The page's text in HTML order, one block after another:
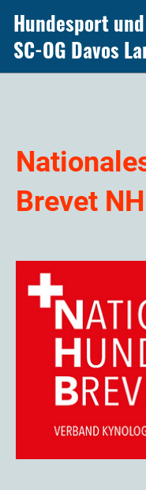
Hundesport
SC-OG Davos
Brevet